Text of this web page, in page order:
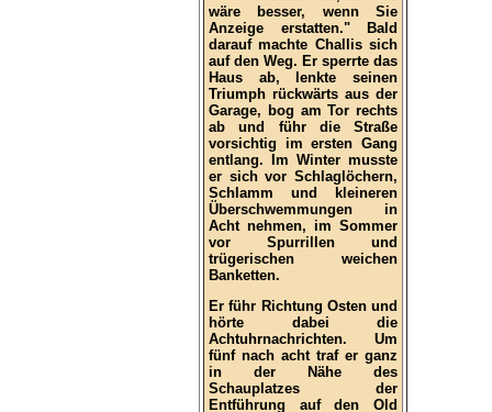
wäre besser, wenn Sie
Anzeige erstatten." Bald
darauf machte Challis sich
auf den Weg. Er sperrte das
Haus ab, lenkte seinen
Triumph rückwärts aus der
Garage, bog am Tor rechts
ab und führ die Straße
vorsichtig im ersten Gang
entlang. Im Winter musste
er sich vor Schlaglöchern,
Schlamm und kleineren
Überschwemmungen in
Acht nehmen, im Sommer
vor Spurrillen und
trügerischen weichen
Banketten.
Er führ Richtung Osten und
hörte dabei die
Achtuhrnachrichten. Um
fünf nach acht traf er ganz
in der Nähe des
Schauplatzes der
Entführung auf den Old